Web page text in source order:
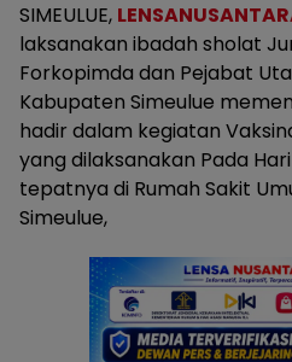
SIMEULUE,
laksanakan ibadah sholat
Forkopimda dan Pejabat
Kabupaten Simeulue
hadir dalam kegiatan
yang dilaksanakan Pada
tepatnya di Rumah Sakit
Simeulue,